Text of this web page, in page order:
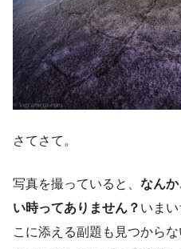
さてさて。
写真を撮っていると、 なん
い時ってありません？ いま
こに添える副題も見つから